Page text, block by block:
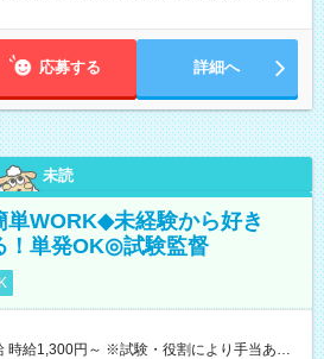
応募する 詳細へ
未読
単WORK◆未経験から好き
！単発OK◎試験監督